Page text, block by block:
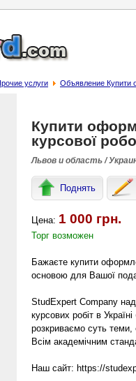
услуги Объявление Купити
Купити
курсової
Львов и область /
Поднять
Цена: 1 000 грн.
Торг возможен
Бажаєте купити
основою для Вашої
StudExpert Company
курсових робіт в
розкриваємо суть теми,
Всім академічним
Наш сайт: https://